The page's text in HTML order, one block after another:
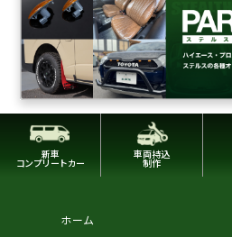
新車
コンプリートカー
車両持込
制作
ホーム